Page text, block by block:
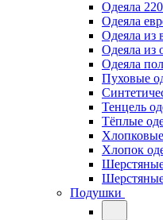
Одеяла
Одеяла
Одеяла из
Одеяла из
Одеяла
Пуховые
Тенцель
Тёплые
Хлопок
Подушки